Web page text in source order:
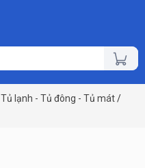
Tủ lạnh - Tủ đông - Tủ mát/